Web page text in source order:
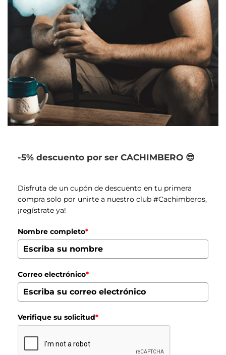
-5% descuento por ser CACHIMBERO 😎
Disfruta de un cupón de descuento en tu primera
compra solo por unirte a nuestro club #Cachimberos,
¡regístrate ya!
Nombre completo*
Correo electrónico*
Verifique su solicitud*